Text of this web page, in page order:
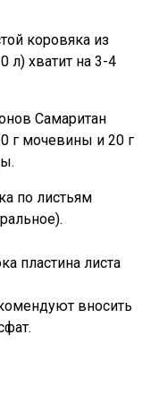
коровяка из
л) хватит на 3-4
Самаритан
г мочевины и 20 г
по листьям
пластина листа
вносить